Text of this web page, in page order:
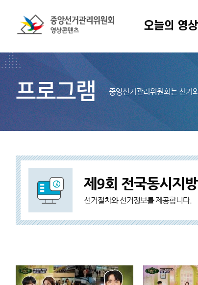
오늘의 영
프로그램 중앙선거관리위원회는 선거
제9회 전국동시지
선거절차와 선거정보를 제공합니다.